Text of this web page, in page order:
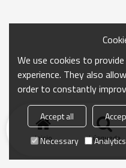
Inicio búsqueda
We use cookies to
experience. They also
order to constantly
Accept all
Necessary
Analytics